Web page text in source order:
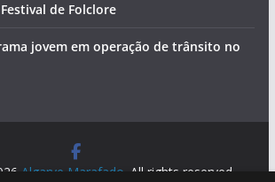
de Folclore
jovem em operação de trânsito no
Algarve Marafado . All rights reserved.